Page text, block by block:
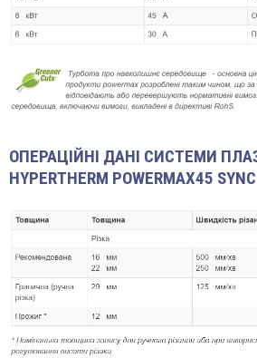
ОПЕРАЦІЙНІ ДАНІ СИСТЕМИ
HYPERTHERM POWERMAX45 SYNC